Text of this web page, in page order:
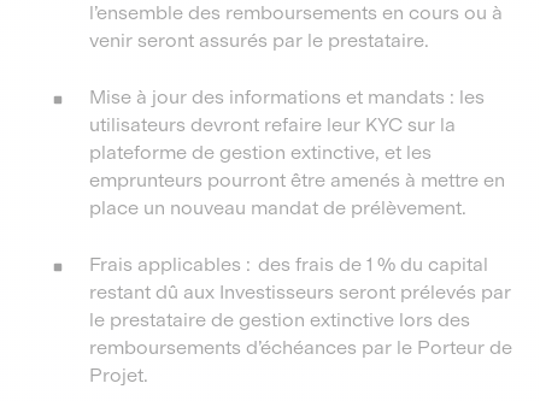
l’ensemble des remboursements en cours ou à
venir seront assurés par le prestataire.
Mise à jour des informations et mandats : les
utilisateurs devront refaire leur KYC sur la
plateforme de gestion extinctive, et les
emprunteurs pourront être amenés à mettre en
place un nouveau mandat de prélèvement.
Frais applicables : des frais de 1 % du capital
restant dû aux Investisseurs seront prélevés par
le prestataire de gestion extinctive lors des
remboursements d’échéances par le Porteur de
Projet.